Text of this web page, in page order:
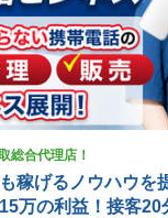
総合代理店！
稼げるノウハウを
万の利益！接客20